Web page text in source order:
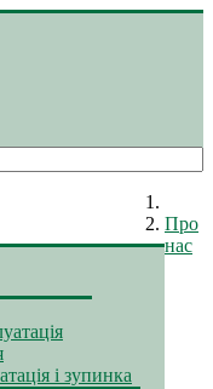
і зупинка
Про
нас